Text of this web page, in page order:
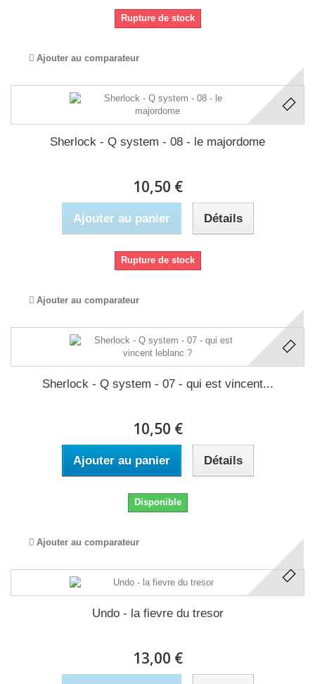
Rupture de stock
Ajouter au comparateur
Sherlock - Q system - 08 - le majordome
10,50 €
Ajouter au panier Détails
Rupture de stock
Ajouter au comparateur
Sherlock - Q system - 07 - qui est vincent...
10,50 €
Ajouter au panier Détails
Disponible
Ajouter au comparateur
Undo - la fievre du tresor
13,00 €